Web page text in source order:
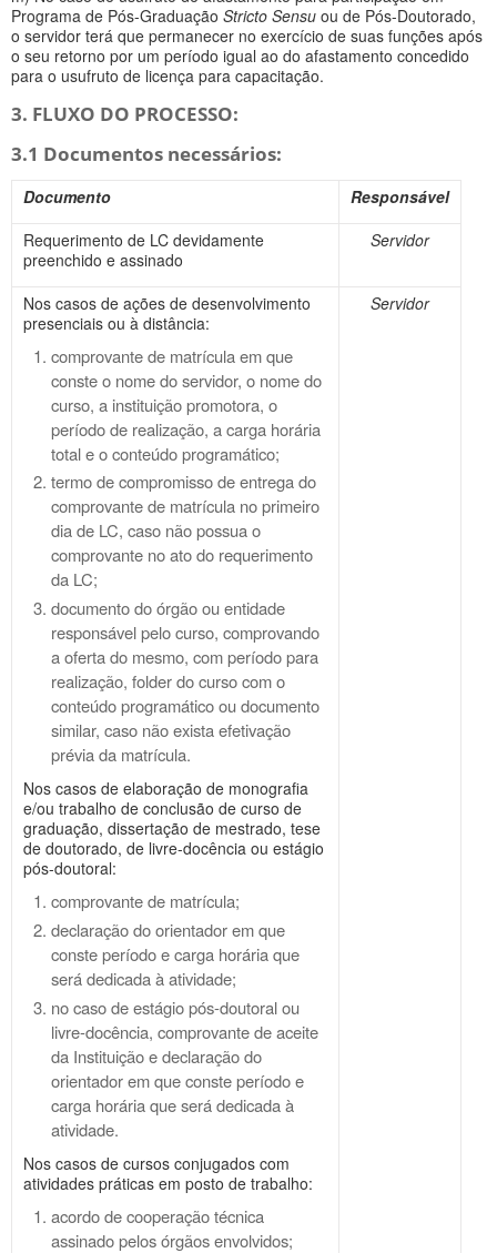
Programa de Pós-Graduação Stricto Sensu ou de Pós-Doutorado,
o servidor terá que permanecer no exercício de suas funções após
o seu retorno por um período igual ao do afastamento concedido
para o usufruto de licença para capacitação.
3. FLUXO DO PROCESSO:
3.1 Documentos necessários:
Documento
Responsável
Requerimento de LC devidamente
preenchido e assinado
Servidor
Nos casos de ações de desenvolvimento
presenciais ou à distância:
comprovante de matrícula em que
conste o nome do servidor, o nome do
curso, a instituição promotora, o
período de realização, a carga horária
total e o conteúdo programático;
termo de compromisso de entrega do
comprovante de matrícula no primeiro
dia de LC, caso não possua o
comprovante no ato do requerimento
da LC;
documento do órgão ou entidade
responsável pelo curso, comprovando
a oferta do mesmo, com período para
realização, folder do curso com o
conteúdo programático ou documento
similar, caso não exista efetivação
prévia da matrícula.
Nos casos de elaboração de monografia
e/ou trabalho de conclusão de curso de
graduação, dissertação de mestrado, tese
de doutorado, de livre-docência ou estágio
pós-doutoral:
comprovante de matrícula;
declaração do orientador em que
conste período e carga horária que
será dedicada à atividade;
no caso de estágio pós-doutoral ou
livre-docência, comprovante de aceite
da Instituição e declaração do
orientador em que conste período e
carga horária que será dedicada à
atividade.
Nos casos de cursos conjugados com
atividades práticas em posto de trabalho:
acordo de cooperação técnica
assinado pelos órgãos envolvidos;
Servidor